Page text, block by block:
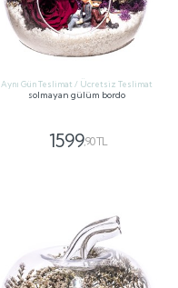
Aynı Gün Teslimat / Ücretsiz Teslimat
solmayan gülüm bordo
1599,90 TL